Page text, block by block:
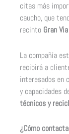
citas más
caucho, que
recinto Gran
La compañía
recibirá a
interesados en
y capacidades
técnicos y
¿Cómo